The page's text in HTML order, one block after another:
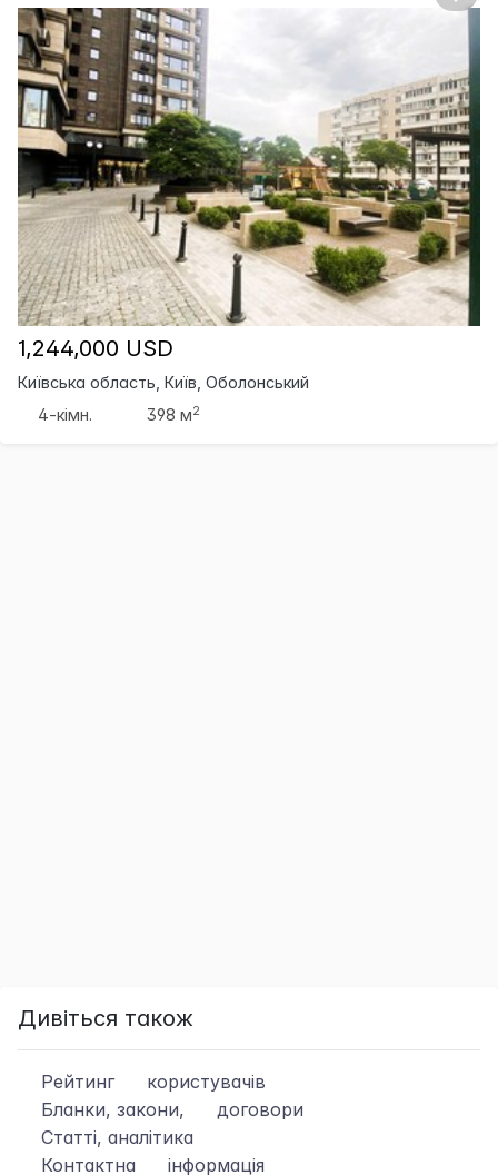
1,244,000 USD
Київська область, Київ, Оболонський
4-кімн.
398 м2
Дивіться також
Рейтинг
користувачів
Бланки, закони,
договори
Статті, аналітика
Контактна
інформація